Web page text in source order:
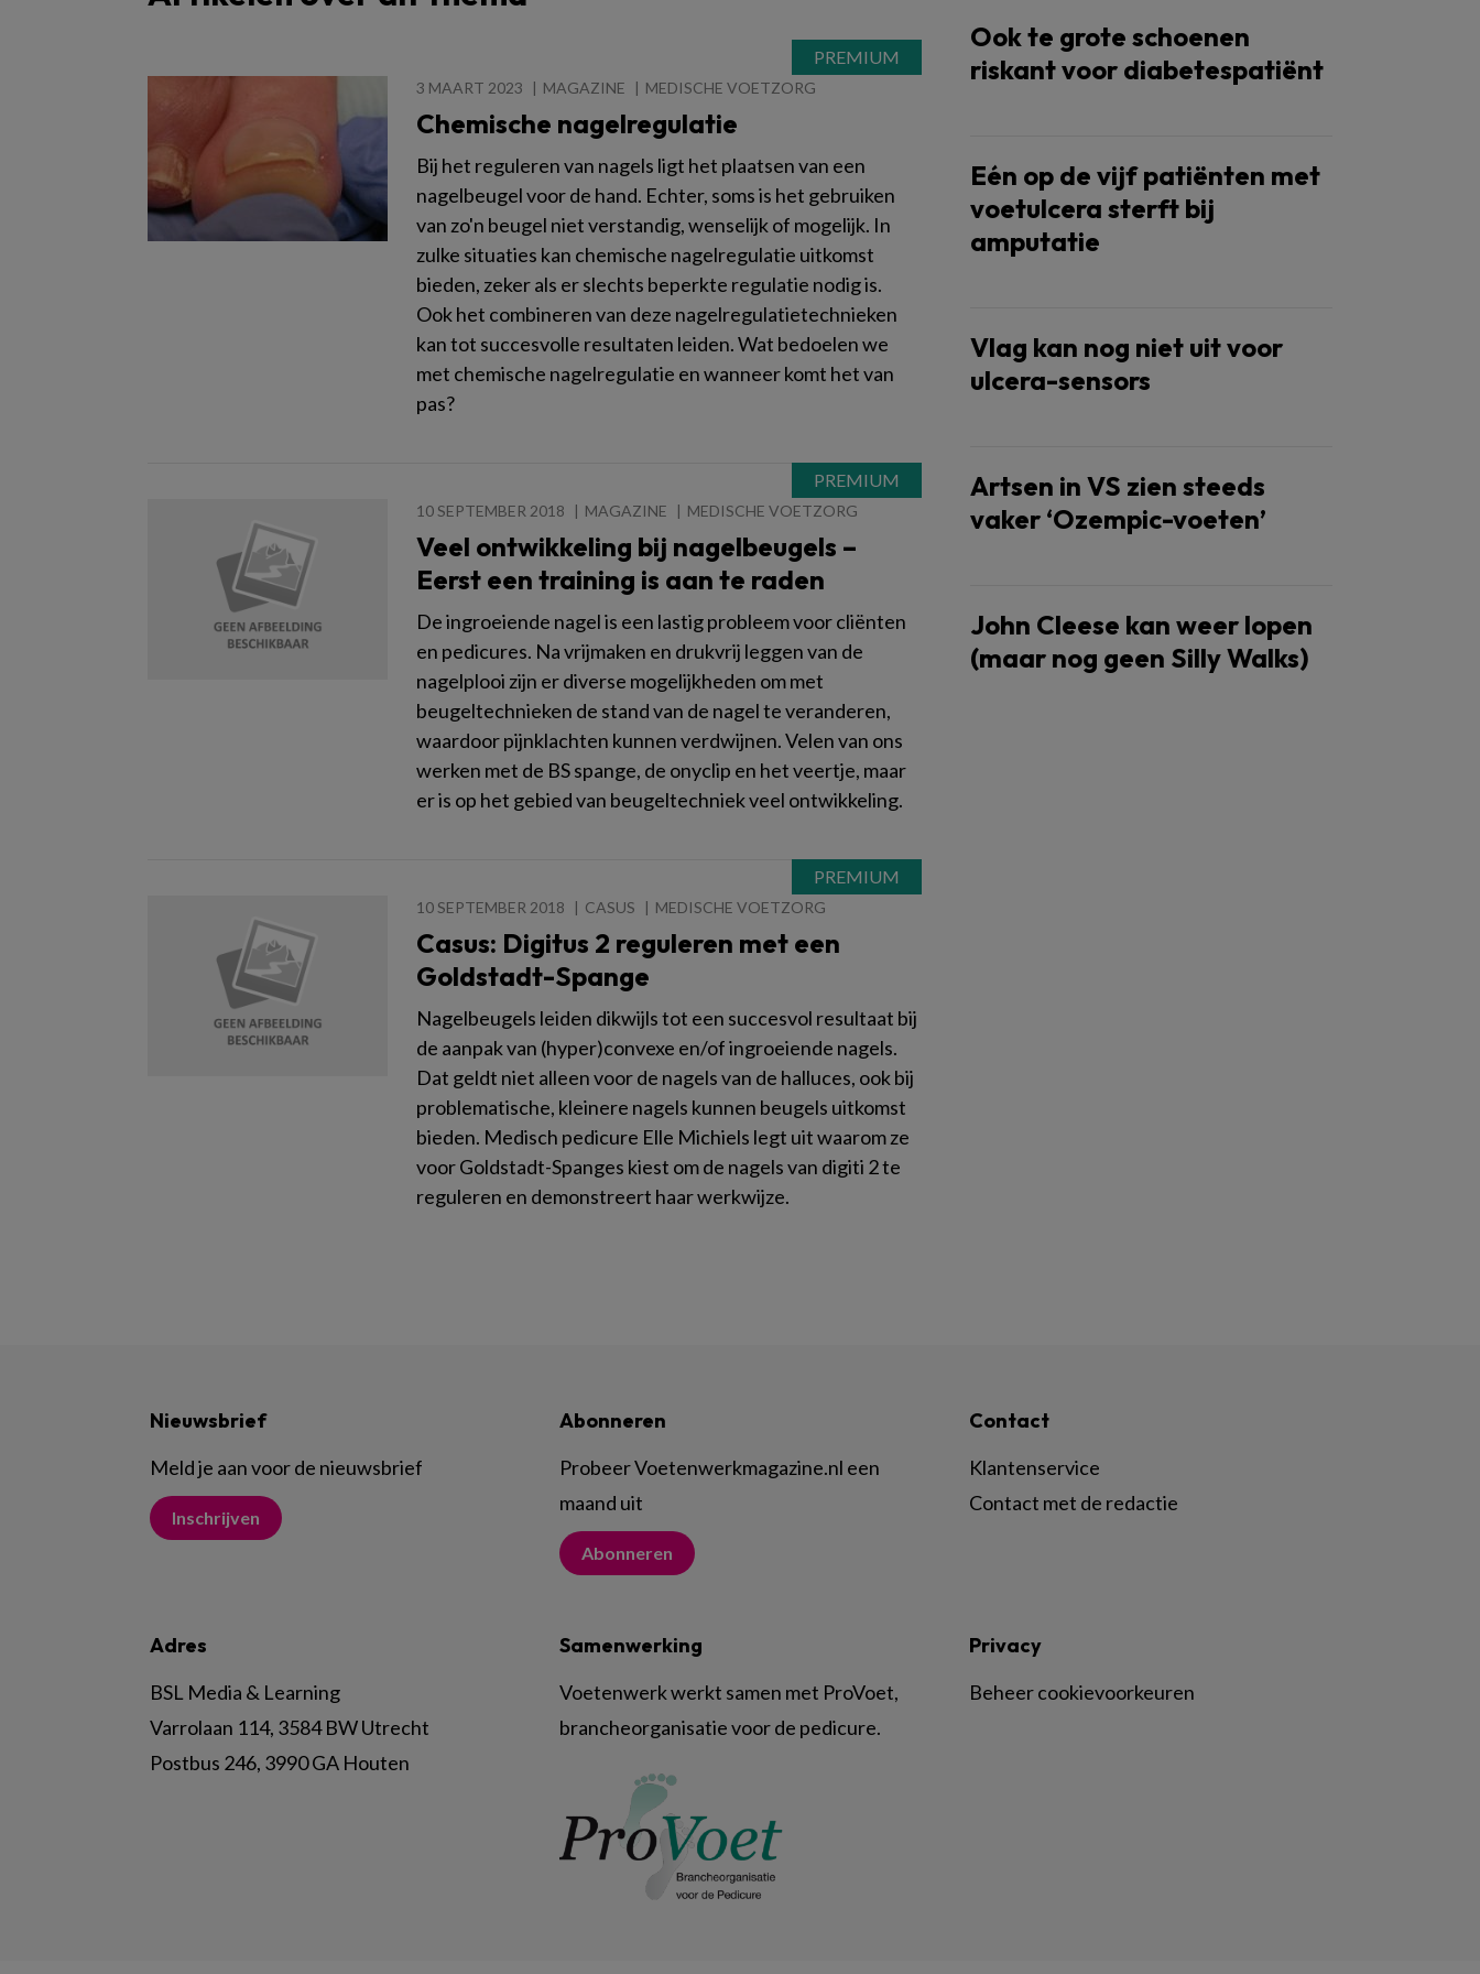
3 MAART 2023 MAGAZINE MEDISCHE VOETZORG
Chemische nagelregulatie
Bij het reguleren van nagels ligt het plaatsen van een
nagelbeugel voor de hand. Echter, soms is het gebruiken
van zo'n beugel niet verstandig, wenselijk of mogelijk. In
zulke situaties kan chemische nagelregulatie uitkomst
bieden, zeker als er slechts beperkte regulatie nodig is.
Ook het combineren van deze nagelregulatietechnieken
kan tot succesvolle resultaten leiden. Wat bedoelen we
met chemische nagelregulatie en wanneer komt het van
pas?
10 SEPTEMBER 2018 MAGAZINE MEDISCHE VOETZORG
Veel ontwikkeling bij nagelbeugels –
Eerst een training is aan te raden
De ingroeiende nagel is een lastig probleem voor cliënten
en pedicures. Na vrijmaken en drukvrij leggen van de
nagelplooi zijn er diverse mogelijkheden om met
beugeltechnieken de stand van de nagel te veranderen,
waardoor pijnklachten kunnen verdwijnen. Velen van ons
werken met de BS spange, de onyclip en het veertje, maar
er is op het gebied van beugeltechniek veel ontwikkeling.
10 SEPTEMBER 2018 CASUS MEDISCHE VOETZORG
Casus: Digitus 2 reguleren met een
Goldstadt-Spange
Nagelbeugels leiden dikwijls tot een succesvol resultaat bij
de aanpak van (hyper)convexe en/of ingroeiende nagels.
Dat geldt niet alleen voor de nagels van de halluces, ook bij
problematische, kleinere nagels kunnen beugels uitkomst
bieden. Medisch pedicure Elle Michiels legt uit waarom ze
voor Goldstadt-Spanges kiest om de nagels van digiti 2 te
reguleren en demonstreert haar werkwijze.
Ook te grote schoenen
riskant voor diabetespatiënt
Eén op de vijf patiënten met
voetulcera sterft bij
amputatie
Vlag kan nog niet uit voor
ulcera-sensors
Artsen in VS zien steeds
vaker ‘Ozempic-voeten’
John Cleese kan weer lopen
(maar nog geen Silly Walks)
Nieuwsbrief
Meld je aan voor de nieuwsbrief
Inschrijven
Abonneren
Probeer Voetenwerkmagazine.nl een
maand uit
Abonneren
Contact
Klantenservice
Contact met de redactie
Adres
BSL Media & Learning
Varrolaan 114, 3584 BW Utrecht
Postbus 246, 3990 GA Houten
Samenwerking
Voetenwerk werkt samen met ProVoet,
brancheorganisatie voor de pedicure.
Privacy
Beheer cookievoorkeuren